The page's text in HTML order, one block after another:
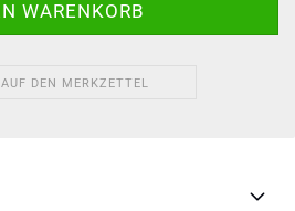
AUF DEN MERKZETTEL